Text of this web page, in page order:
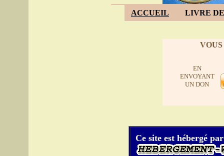
ACCUEIL LIVRE
EN
ENVOYANT
UN DON
Ce site est hébergé